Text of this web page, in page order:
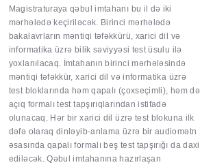
Magistraturaya qəbul imtahanı bu il də iki
mərhələdə keçiriləcək. Birinci mərhələdə
bakalavrların məntiqi təfəkkürü, xarici dil və
informatika üzrə bilik səviyyəsi test üsulu ilə
yoxlanılacaq. İmtahanın birinci mərhələsində
məntiqi təfəkkür, xarici dil və informatika üzrə
test bloklarında həm qapalı (çoxseçimli), həm də
açıq formalı test tapşırıqlarından istifadə
olunacaq. Hər bir xarici dil üzrə test blokuna ilk
dəfə olaraq dinləyib-anlama üzrə bir audiomətn
əsasında qapalı formalı beş test tapşırığı da daxil
ediləcək. Qəbul imtahanına hazırlaşan